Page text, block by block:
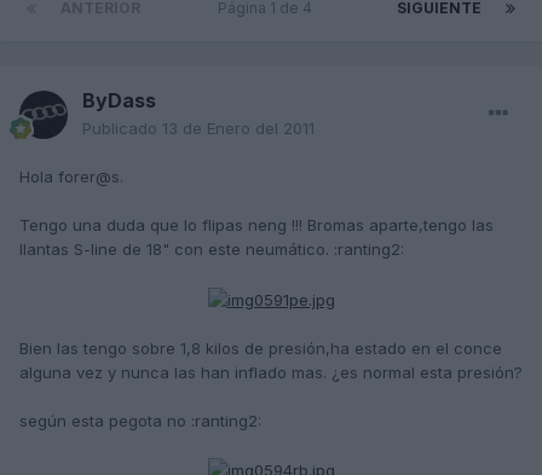
SIGUIENTE
Página 1 de 4
ByDass
Publicado 13 de Enero del 2011
Hola forer@s.
Tengo una duda que lo flipas neng !!! Bromas aparte,tengo las
llantas S-line de 18" con este neumático. :ranting2:
Bien las tengo sobre 1,8 kilos de presión,ha estado en el conce
alguna vez y nunca las han inflado mas. ¿es normal esta presión?
según esta pegota no :ranting2: